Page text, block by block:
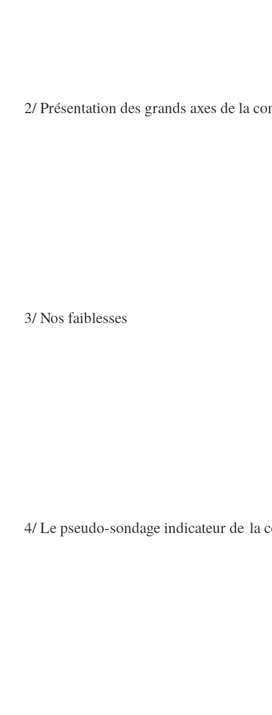
2/ Présentation des grands axes de la
3/ Nos faiblesses
4/ Le pseudo-sondage indicateur de la